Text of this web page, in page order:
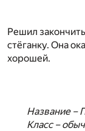
Решил
стёганку. Она
хорошей.
Название –
Класс –